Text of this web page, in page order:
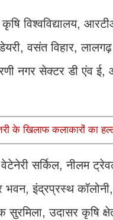
विश्वविद्यालय,
वसंत विहार,
नगर सेक्टर डी एंव ई,
के खिलाफ कलाकारों का
वेटेनेरी सर्किल, नीलम
भवन, इंद्रप्रस्थ
उदासर कृषि